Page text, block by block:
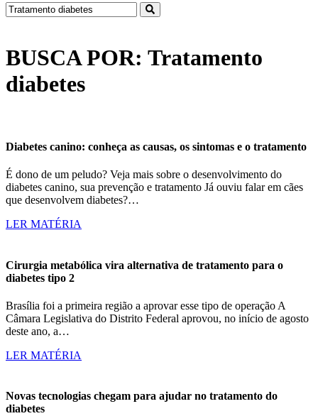
BUSCA POR: Tratamento
diabetes
Diabetes canino: conheça as causas, os sintomas e o tratamento
É dono de um peludo? Veja mais sobre o desenvolvimento do
diabetes canino, sua prevenção e tratamento Já ouviu falar em cães
que desenvolvem diabetes?…
LER MATÉRIA
Cirurgia metabólica vira alternativa de tratamento para o
diabetes tipo 2
Brasília foi a primeira região a aprovar esse tipo de operação A
Câmara Legislativa do Distrito Federal aprovou, no início de agosto
deste ano, a…
LER MATÉRIA
Novas tecnologias chegam para ajudar no tratamento do
diabetes